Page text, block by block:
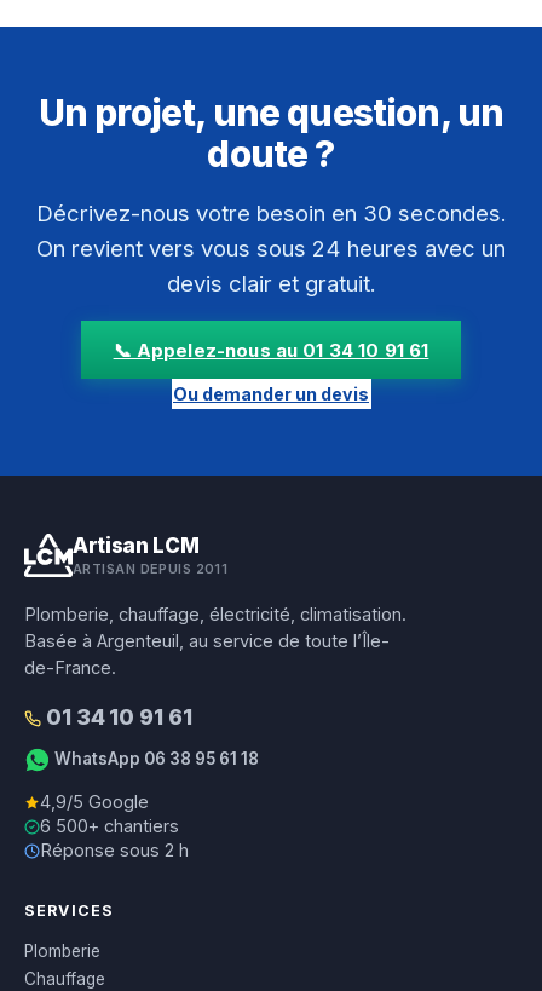
Un projet, une question, un
doute ?
Décrivez-nous votre besoin en 30 secondes.
On revient vers vous sous 24 heures avec un
devis clair et gratuit.
📞 Appelez-nous au 01 34 10 91 61
Ou demander un devis
Artisan LCM
ARTISAN DEPUIS 2011
Plomberie, chauffage, électricité, climatisation.
Basée à Argenteuil, au service de toute l’Île-
de-France.
01 34 10 91 61
WhatsApp 06 38 95 61 18
4,9/5 Google
6 500+ chantiers
Réponse sous 2 h
SERVICES
Plomberie
Chauffage